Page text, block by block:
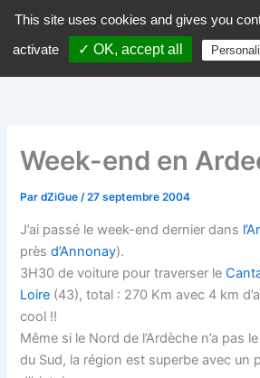
contenu
dZiGue
Week-end en
PardZiGue/27 septembre 2004
J’ai passé le week-end dernier dans
prèsd’Annonay).
3H30 de voiture pour traverser le
Loire (43), total : 270 Km avec 4 km
cool !!
Même si le Nord de l’Ardèche n’a pas
du Sud, la région est superbe avec un
This site uses cookies and gives you
activate
✓ OK, accept all